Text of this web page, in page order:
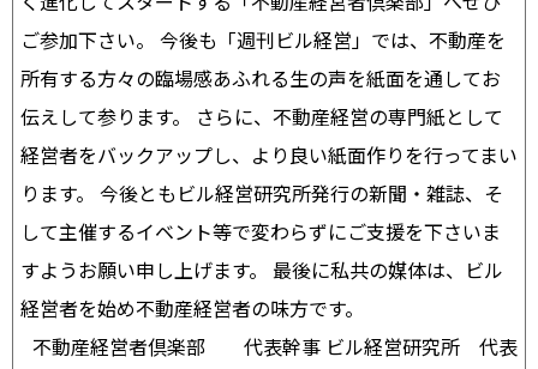
ご参加下さい。 今後も「週刊ビル経営」では、不動産を
所有する方々の臨場感あふれる生の声を紙面を通してお
伝えして参ります。 さらに、不動産経営の専門紙として
経営者をバックアップし、より良い紙面作りを行ってまい
ります。 今後ともビル経営研究所発行の新聞・雑誌、そ
して主催するイベント等で変わらずにご支援を下さいま
すようお願い申し上げます。 最後に私共の媒体は、ビル
経営者を始め不動産経営者の味方です。
不動産経営者倶楽部 代表幹事 ビル経営研究所 代表